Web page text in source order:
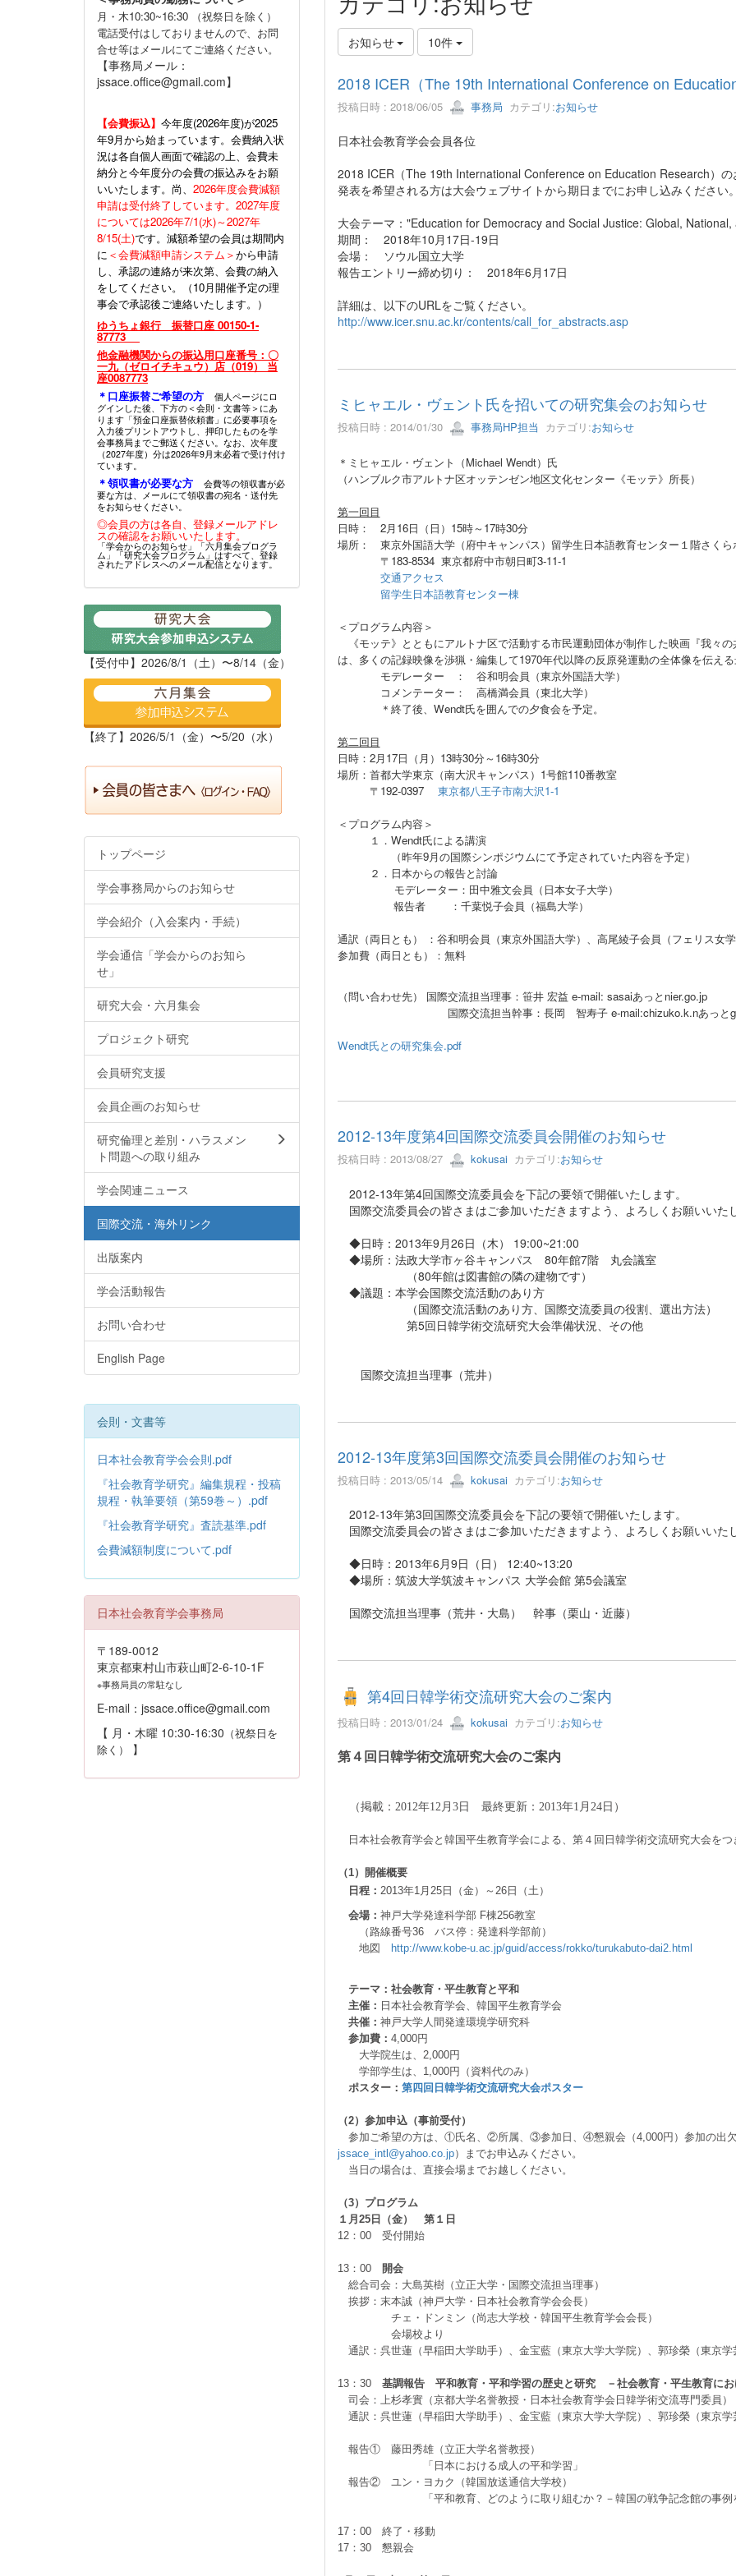
お知らせ 10件
2018 ICER（The 19th International Conference on
投稿日時 : 2018/06/05 事務局 カテゴリ:お知らせ
日本社会教育学会会員各位
2018 ICER（The 19th International Conference on Education Research）の
発表を希望される方は大会ウェブサイトから期日までにお申し込み ください
大会テーマ："Education for Democracy and Social Justice: Global, National,
期間： 2018年10月17日-19日
会場： ソウル国立大学
報告エントリー締め切り： 2018年6月17日
詳細は、以下のURLをご覧ください。
http://www.icer.snu.ac.kr/contents/call_for_abstracts.asp
ミヒャエル・ヴェント氏を招いての研究集会のお知らせ
投稿日時 : 2014/01/30 事務局HP担当 カテゴリ:お知らせ
＊ミヒャエル・ヴェント（Michael Wendt）氏
（ハンブルク市アルトナ区オッテンゼン地区文化センター《モッテ》所長）
第一回目
日時： 2月16日（日）15時～17時30分
場所： 東京外国語大学（府中キャンパス）留学生日本語教育センター１階さくら
〒183-8534 東京都府中市朝日町3-11-1
交通アクセス
留学生日本語教育センター棟
＜プログラム内容＞
《モッテ》とともにアルトナ区で活動する市民運動団体が制作した映画『我々
は、多くの記録映像を渉猟・編集して1970年代以降の反原発運動の全体像を伝え
モデレーター ： 谷和明会員（東京外国語大学）
コメンテーター： 高橋満会員（東北大学）
＊終了後、Wendt氏を囲んでの夕食会を予定。
第二回目
日時：2月17日（月）13時30分～16時30分
場所：首都大学東京（南大沢キャンパス）1号館110番教室
〒192-0397 東京都八王子市南大沢1-1
＜プログラム内容＞
１．Wendt氏による講演
（昨年9月の国際シンポジウムにて予定されていた内容を予定）
２．日本からの報告と討論
モデレーター：田中雅文会員（日本女子大学）
報告者 ：千葉悦子会員（福島大学）
通訳（両日とも） ：谷和明会員（東京外国語大学）、高尾綾子会員（フェリス女
参加費（両日とも）：無料
（問い合わせ先） 国際交流担当理事：笹井 宏益 e-mail: sasaiあっとnier.go.jp
国際交流担当幹事：長岡 智寿子 e-mail:chizuko.k.nあっと
Wendt氏との研究集会.pdf
2012-13年度第4回国際交流委員会開催のお知らせ
投稿日時 : 2013/08/27 kokusaiカテゴリ:お知らせ
2012-13年第4回国際交流委員会を下記の要領で開催いたします。
国際交流委員会の皆さまはご参加いただきますよう、よろしくお願いいた
◆日時：2013年9月26日（木） 19:00~21:00
◆場所：法政大学市ヶ谷キャンパス 80年館7階 丸会議室
（80年館は図書館の隣の建物です）
◆議題：本学会国際交流活動のあり方
（国際交流活動のあり方、国際交流委員の役割、選出方法）
第5回日韓学術交流研究大会準備状況、その他
国際交流担当理事（荒井）
2012-13年度第3回国際交流委員会開催のお知らせ
投稿日時 : 2013/05/14 kokusaiカテゴリ:お知らせ
2012-13年第3回国際交流委員会を下記の要領で開催いたします。
国際交流委員会の皆さまはご参加いただきますよう、よろしくお願いいた
◆日時：2013年6月9日（日） 12:40~13:20
◆場所：筑波大学筑波キャンパス 大学会館 第5会議室
国際交流担当理事（荒井・大島） 幹事（栗山・近藤）
第4回日韓学術交流研究大会のご案内
投稿日時 : 2013/01/24 kokusaiカテゴリ:お知らせ
第４回日韓学術交流研究大会のご案内
（掲載：2012年12月3日 最終更新：2013年1月24日）
日本社会教育学会と韓国平生教育学会による、第４回日韓学術交流研究大会を
（1）開催概要
日程： 2013年1月 25日（金）～ 26日（土）
会場： 神戸大学発達科学部 F棟256教室
（路線番号36 バス停：発達科学部前）
地図
http://www.kobe-u.ac.jp/guid/access/rokko/turukabuto-dai2.html
テーマ： 社会教育・平生教育と平和
主催： 日本社会教育学会、韓国平生教育学会
共催： 神戸大学人間発達環境学研究科
参加費： 4,000円
大学院生は、2,000円
学部学生は、1,000円（資料代のみ）
ポスター： 第四回日韓学術交流研究大会ポスター
（2）参加申込（事前受付）
参加ご希望の方は、①氏名、②所属、③参加日、④懇親会（4,000円）参加の出
jssace_intl@yahoo.co.jp）までお申込みください。
当日の場合は、直接会場までお越しください。
（3）プログラム
１月25日（金） 第１日
12：00 受付開始
13：00
開会
総合司会：大島英樹（立正大学・国際交流担当理事）
挨拶：末本誠（神戸大学・日本社会教育学会会長）
チェ・ドンミン（尚志大学校・韓国平生教育学会会長）
会場校より
通訳：呉世蓮（早稲田大学助手）、金宝藍（東京大学大学院）、郭珍榮（東京学
13：30 基調報告 平和教育・平和学習の歴史と研究 －社会教育・平生教育にお
司会：上杉孝實（京都大学名誉教授・日本社会教育学会日韓学術交流専門委員）
通訳：呉世蓮（早稲田大学助手）、金宝藍（東京大学大学院）、郭珍榮（東京学
報告① 藤田秀雄（立正大学名誉教授）
「日本における成人の平和学習」
報告② ユン・ヨカク（韓国放送通信大学校）
「平和教育、どのように取り組むか？－韓国の戦争記念館の事例
17：00 終了・移動
17：30 懇親会
月・木10:30~16:30 （祝祭日を除く）
電話受付はしておりませんので、お問
合せ等はメールにてご連絡ください。
【事務局メール：
jssace.office@gmail.com】
【会費振込】 今年度(2026年度)が2025
年9月から始まっています。会費納入状
況は各自個人画面で確認の上、会費未
納分と今年度分の会費の振込みをお願
いいたします。尚、 2026年度会費減額
申請は受付終了しています。2027年度
については2026年7/1(水)～2027年
8/15(土)です。減額希望の会員は期間内
に ＜会費減額申請システム＞から申請
し、承認の連絡が来次第、会費の納入
をしてください。（10月開催予定の理
事会で承認後ご連絡いたします。）
ゆうちょ銀行 振替口座 00150-1-
87773
他金融機関からの振込用口座番号：〇
一九（ゼロイチキュウ）店（019） 当
座0087773
＊口座振替ご希望の方
個人ページにロ
グインした後、下方の＜会則・文書等＞にあ
ります「預金口座振替依頼書」に必要事項を
入力後プリントアウトし、押印したものを学
会事務局までご郵送ください。なお、次年度
（2027年度）分は2026年9月末必着で受け付け
ています。
＊領収書が必要な方
会費等の領収書が必
要な方は、メールにて領収書の宛名・送付先
をお知らせください。
◎会員の方は各自、登録メールアドレ
スの確認をお願いいたします。
「学会からのお知らせ」「六月集会プログラ
ム」「研究大会プログラム」はすべて、登録
されたアドレスへのメール配信となります。
【受付中】2026/8/1（土）〜8/14（金）
【終了】2026/5/1（金）〜5/20（水）
トップページ
学会事務局からのお知らせ
学会紹介（入会案内・手続）
学会通信「学会からのお知ら
せ」
研究大会・六月集会
プロジェクト研究
会員研究支援
会員企画のお知らせ
研究倫理と差別・ハラスメン
ト問題への取り組み
学会関連ニュース
国際交流・海外リンク
出版案内
学会活動報告
お問い合わせ
English Page
会則・文書等
日本社会教育学会会則.pdf
『社会教育学研究』編集規程・投稿
規程・執筆要領（第59巻～）.pdf
『社会教育学研究』査読基準.pdf
会費減額制度について.pdf
日本社会教育学会事務局
〒189-0012
東京都東村山市萩山町2-6-10-1F
※事務局員の常駐なし
E-mail：jssace.office@gmail.com
【 月・木曜 10:30-16:30 （祝祭日を
除く）
】